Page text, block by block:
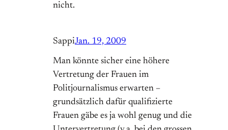
nicht.
SappiJan. 19, 2009
Man könnte sicher eine höhere
Vertretung der Frauen im
Politjournalismus erwarten –
grundsätzlich dafür qualifizierte
Frauen gäbe es ja wohl genug und die